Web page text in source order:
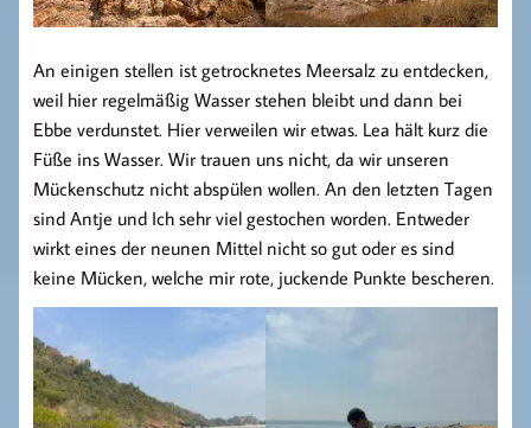
An einigen stellen ist getrocknetes Meersalz zu entdecken,
weil hier regelmäßig Wasser stehen bleibt und dann bei
Ebbe verdunstet. Hier verweilen wir etwas. Lea hält kurz die
Füße ins Wasser. Wir trauen uns nicht, da wir unseren
Mückenschutz nicht abspülen wollen. An den letzten Tagen
sind Antje und Ich sehr viel gestochen worden. Entweder
wirkt eines der neunen Mittel nicht so gut oder es sind
keine Mücken, welche mir rote, juckende Punkte bescheren.